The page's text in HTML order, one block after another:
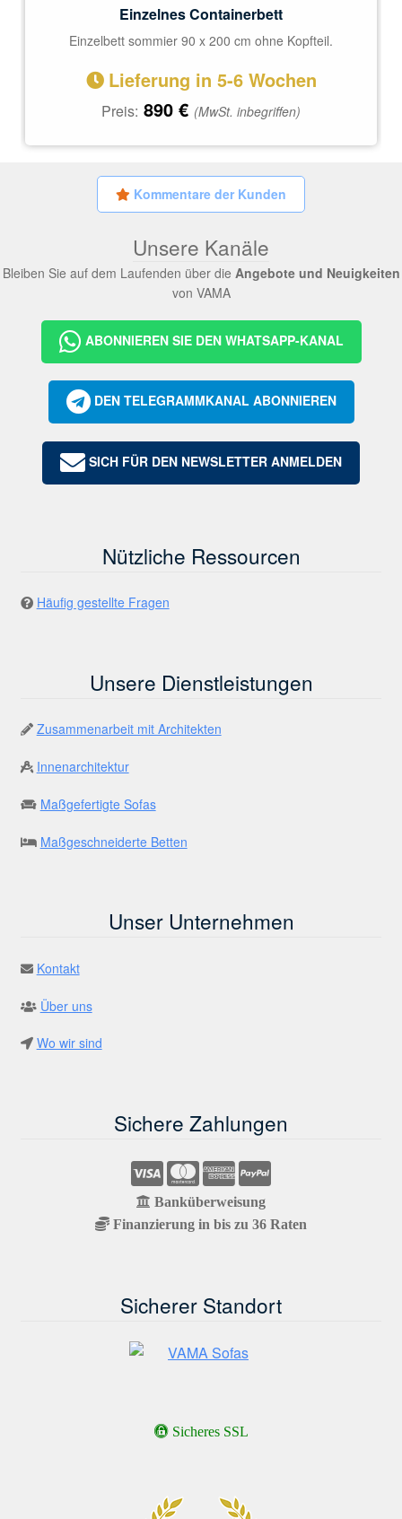
Einzelnes Containerbett
Einzelbett sommier 90 x 200 cm ohne Kopfteil.
Lieferung in 5-6 Wochen
Preis: 890 € (MwSt. inbegriffen)
Kommentare der Kunden
Unsere Kanäle
Bleiben Sie auf dem Laufenden über die Angebote und Neuigkeiten
von VAMA
ABONNIEREN SIE DEN WHATSAPP-KANAL
DEN TELEGRAMMKANAL ABONNIEREN
SICH FÜR DEN NEWSLETTER ANMELDEN
Nützliche Ressourcen
Häufig gestellte Fragen
Unsere Dienstleistungen
Zusammenarbeit mit Architekten
Innenarchitektur
Maßgefertigte Sofas
Maßgeschneiderte Betten
Unser Unternehmen
Kontakt
Über uns
Wo wir sind
Sichere Zahlungen
Banküberweisung
Finanzierung in bis zu 36 Raten
Sicherer Standort
Sicheres SSL